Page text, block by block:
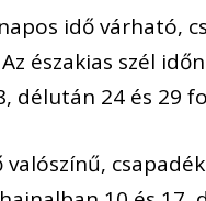
idő várható,
északias szél
délután 24 és 29